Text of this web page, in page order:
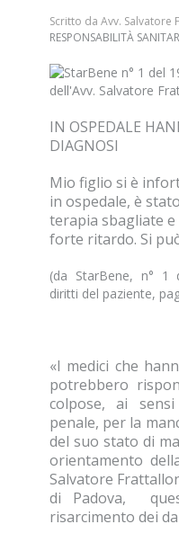
Scritto da Avv. Salvatore
RESPONSABILITÀ
IN OSPEDALE
DIAGNOSI
Mio figlio si è
in ospedale, è
terapia sbagliate
forte ritardo. Si
(da StarBene, n° 1
diritti del paziente,
«I medici che
potrebbero
colpose, ai
penale, per la
del suo stato di
orientamento
Salvatore
di Padova,
risarcimento dei